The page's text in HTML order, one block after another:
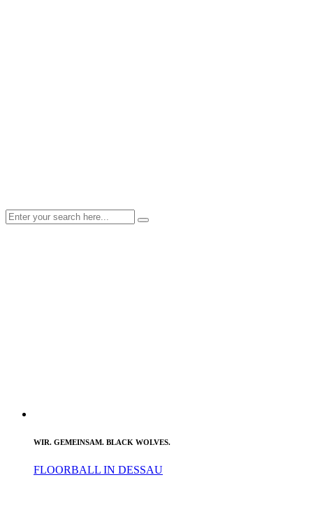
WIR. GEMEINSAM. BLACK WOLVES.
FLOORBALL IN DESSAU